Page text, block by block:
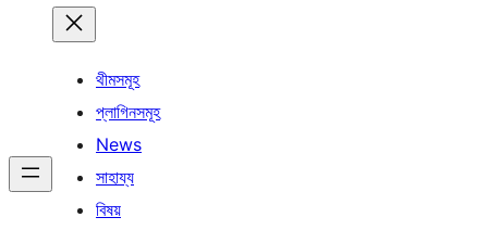
থীমসমূহ
প্লাগিনসমূহ
News
সাহায্য
বিষয়